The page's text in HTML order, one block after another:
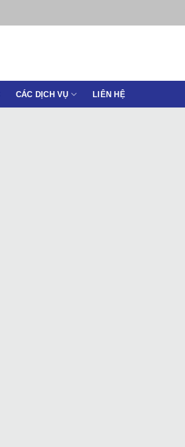
CÁC DỊCH VỤ LIÊN HỆ